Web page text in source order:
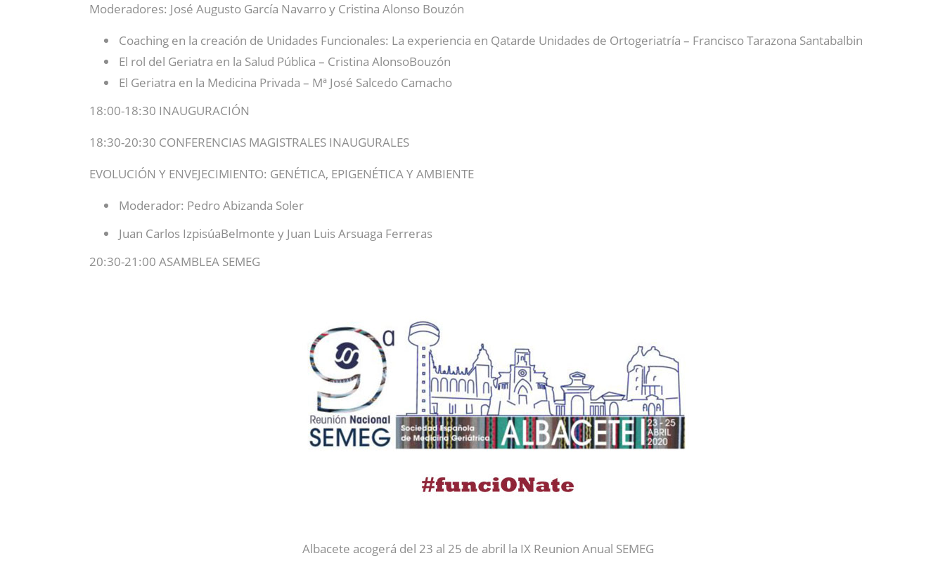
Moderadores: José Augusto García Navarro y Cristina Alonso Bouzón
Coaching en la creación de Unidades Funcionales: La experiencia en Qatarde Unidades de Ortogeriatría – Francisco Tarazona Santabalbin
El rol del Geriatra en la Salud Pública – Cristina AlonsoBouzón
El Geriatra en la Medicina Privada – Mª José Salcedo Camacho
18:00-18:30 INAUGURACIÓN
18:30-20:30 CONFERENCIAS MAGISTRALES INAUGURALES
EVOLUCIÓN Y ENVEJECIMIENTO: GENÉTICA, EPIGENÉTICA Y AMBIENTE
Moderador: Pedro Abizanda Soler
Juan Carlos IzpisúaBelmonte y Juan Luis Arsuaga Ferreras
20:30-21:00 ASAMBLEA SEMEG
Albacete acogerá del 23 al 25 de abril la IX Reunion Anual SEMEG